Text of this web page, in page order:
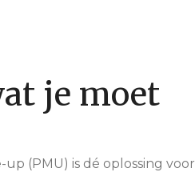
je moet
(PMU) is dé oplossing voor